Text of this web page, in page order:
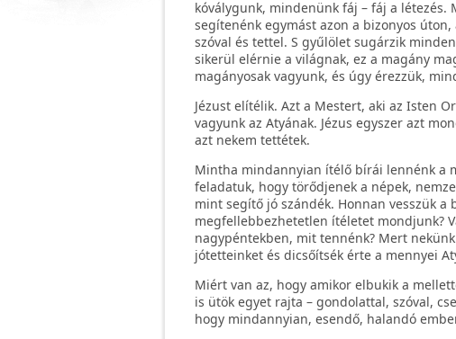
kóválygunk, mindenünk fáj – fáj a létezés.
segítenénk egymást azon a bizonyos
szóval és tettel. S gyűlölet sugárzik
sikerül elérnie a világnak, ez a magány
magányosak vagyunk, és úgy érezzük,
Jézust elítélik. Azt a Mestert, aki az Isten
vagyunk az Atyának. Jézus egyszer azt
azt nekem tettétek.
Mintha mindannyian ítélő bírái lennénk a
feladatuk, hogy törődjenek a népek,
mint segítő jó szándék. Honnan vesszük
megfellebbezhetetlen ítéletet mondjunk?
nagypéntekben, mit tennénk? Mert
jótetteinket és dicsőítsék érte a mennyei
Miért van az, hogy amikor elbukik a
is ütök egyet rajta – gondolattal, szóval,
hogy mindannyian, esendő, halandó